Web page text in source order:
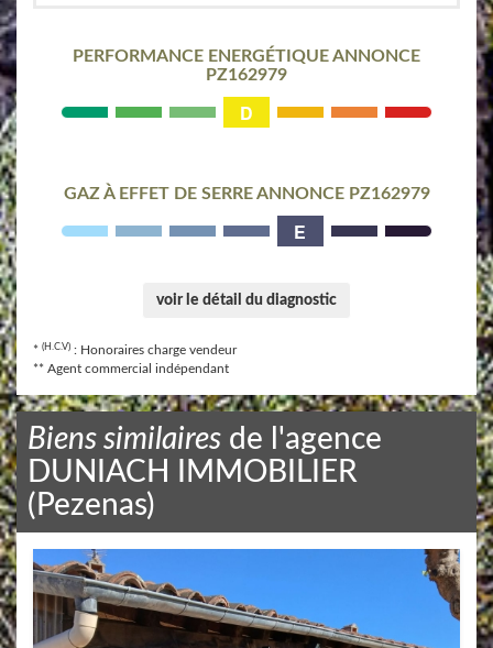
PERFORMANCE ENERGÉTIQUE ANNONCE
PZ162979
D
GAZ À EFFET DE SERRE ANNONCE PZ162979
E
voir le détail du diagnostic
* (H.C.V) : Honoraires charge vendeur
** Agent commercial indépendant
Biens similaires de l'agence
DUNIACH IMMOBILIER
(Pezenas)